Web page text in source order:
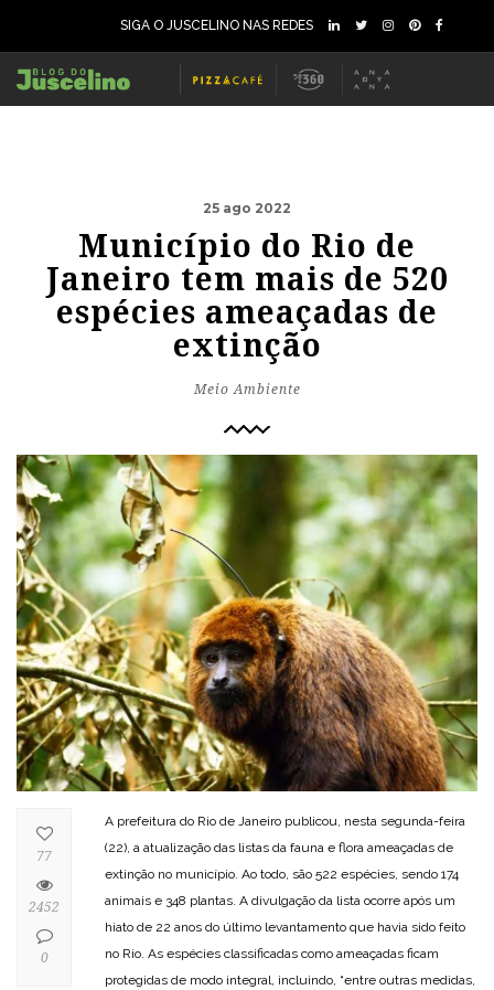
SIGA O JUSCELINO NAS REDES
25 ago 2022
Município do Rio de
Janeiro tem mais de 520
espécies ameaçadas de
extinção
Meio Ambiente
A prefeitura do Rio de Janeiro publicou, nesta segunda-feira
(22), a atualização das listas da fauna e flora ameaçadas de
extinção no município. Ao todo, são 522 espécies, sendo 174
animais e 348 plantas. A divulgação da lista ocorre após um
hiato de 22 anos do último levantamento que havia sido feito
no Rio. As espécies classificadas como ameaçadas ficam
protegidas de modo integral, incluindo, “entre outras medidas,
77
2452
0